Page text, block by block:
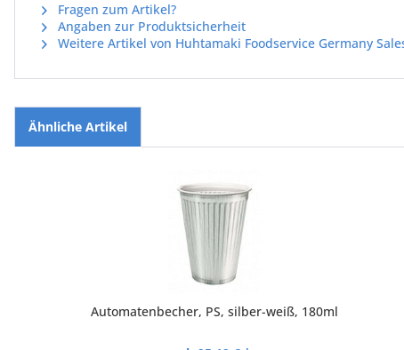
Fragen zum Artikel?
Angaben zur Produktsicherheit
Weitere Artikel von Huhtamaki Foodservice Germany
Ähnliche Artikel
Automatenbecher, PS, silber-weiß, 180ml